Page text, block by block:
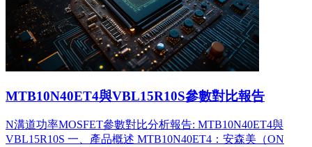
MTB10N40ET4與VBL15R10S參數對比報告
N溝道功率MOSFET參數對比分析報告: MTB10N40ET4與
VBL15R10S 一、產品概述 MTB10N40ET4：安森美（ON